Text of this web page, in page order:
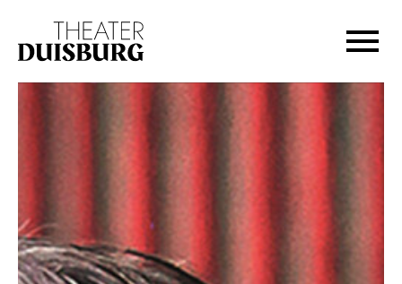
Zur Hauptnavigation springen
Zum Footer springen